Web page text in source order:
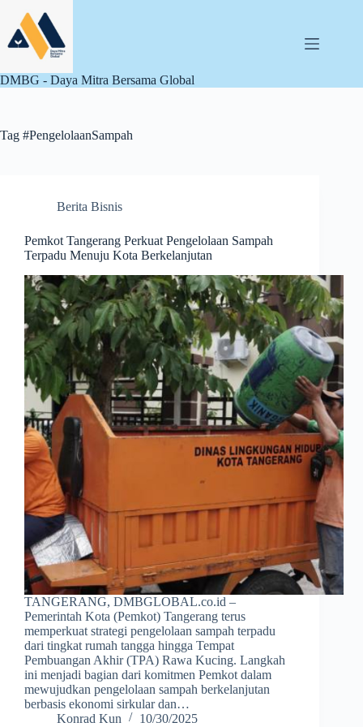
content
DMBG - Daya Mitra Bersama Global
Tag #PengelolaanSampah
Berita Bisnis
Pemkot Tangerang Perkuat Pengelolaan Sampah
Terpadu Menuju Kota Berkelanjutan
TANGERANG, DMBGLOBAL.co.id –
Pemerintah Kota (Pemkot) Tangerang terus
memperkuat strategi pengelolaan sampah terpadu
dari tingkat rumah tangga hingga Tempat
Pembuangan Akhir (TPA) Rawa Kucing. Langkah
ini menjadi bagian dari komitmen Pemkot dalam
mewujudkan pengelolaan sampah berkelanjutan
berbasis ekonomi sirkular dan…
Konrad Kun
10/30/2025